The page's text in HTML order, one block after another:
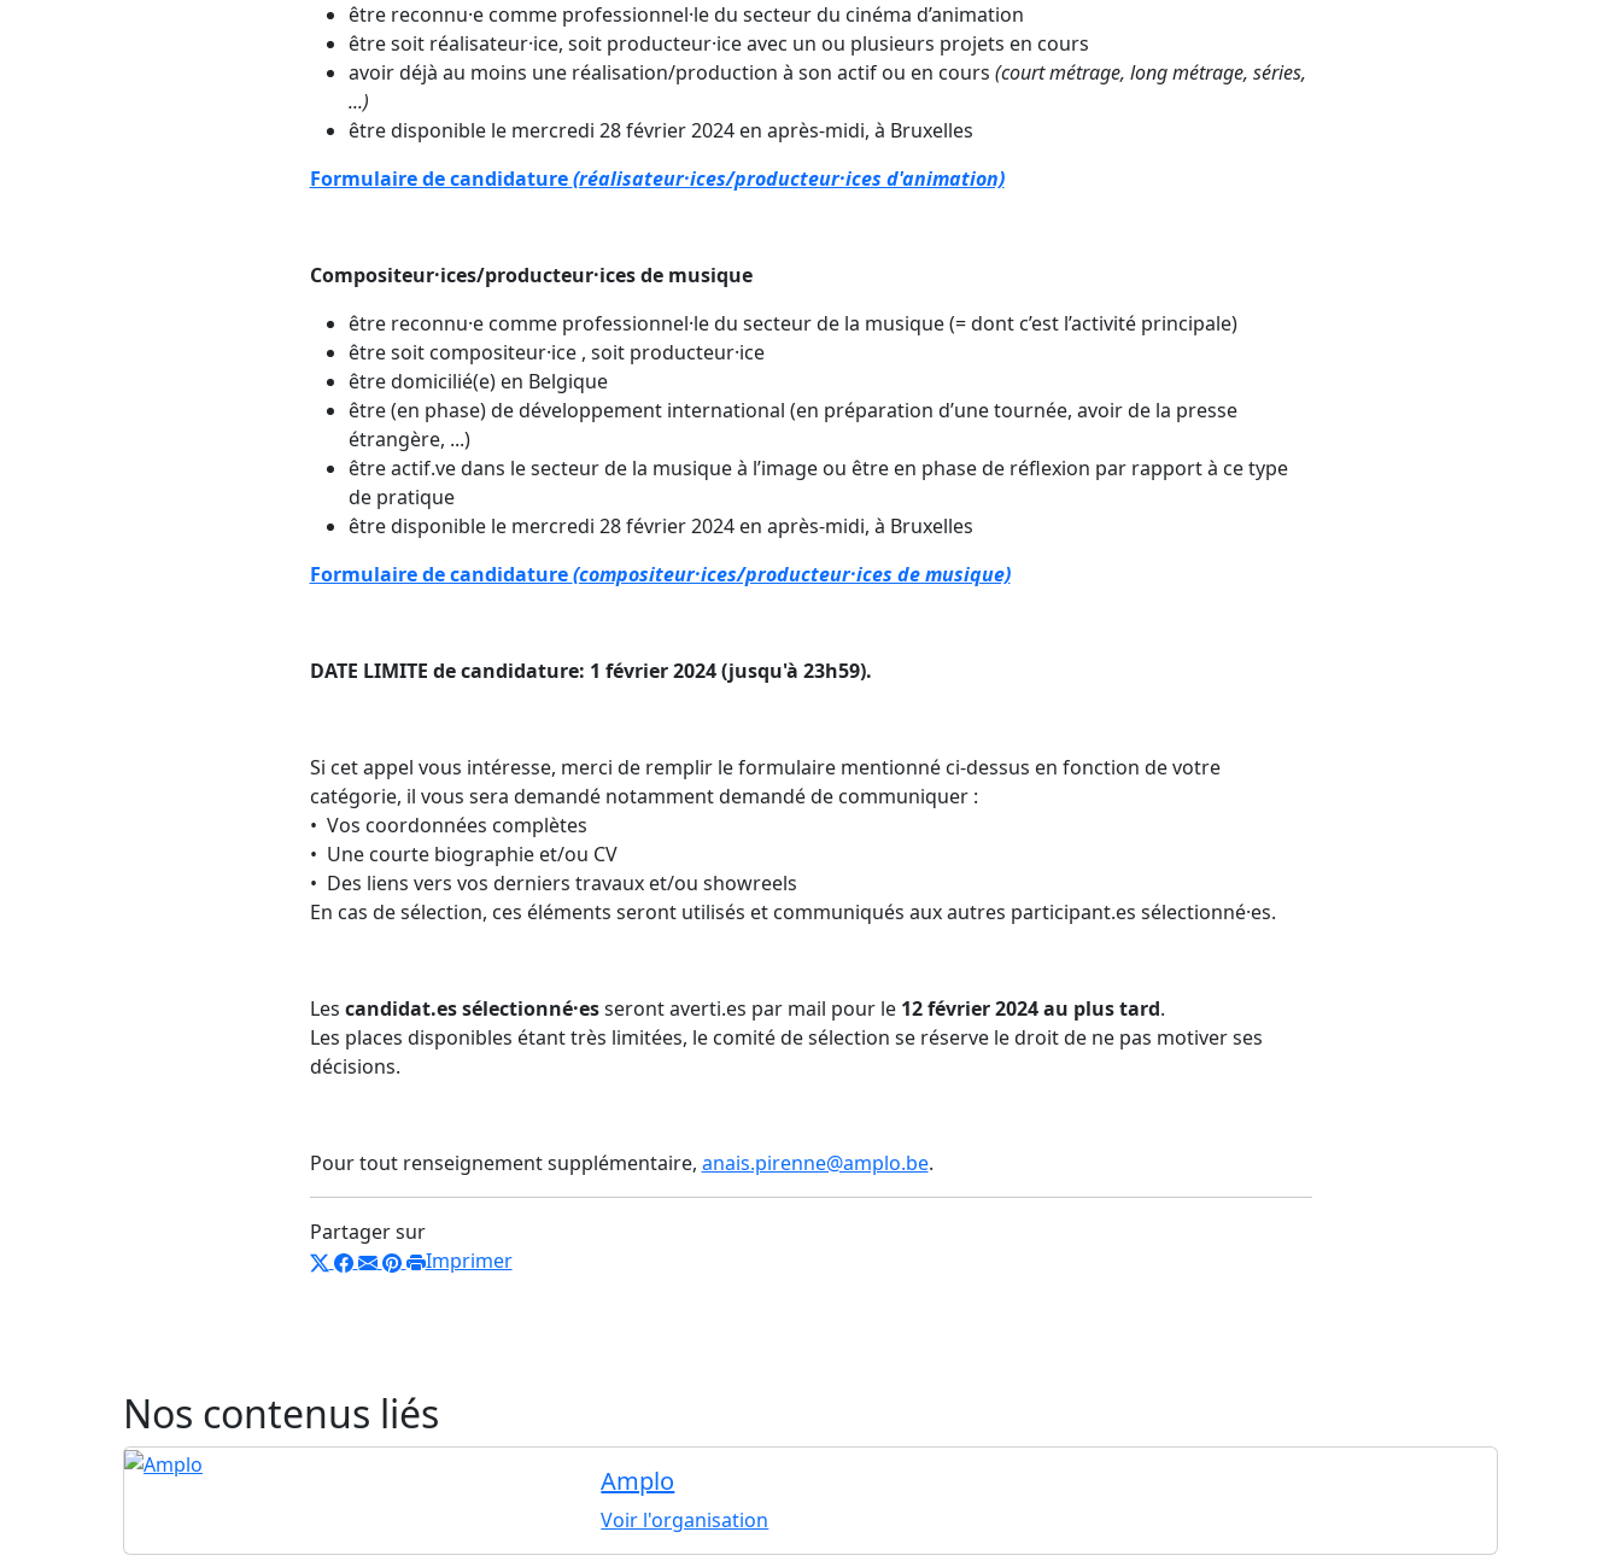
être reconnu·e comme professionnel·le du secteur du cinéma d’animation
être soit réalisateur·ice, soit producteur·ice avec un ou plusieurs projets en cours
avoir déjà au moins une réalisation/production à son actif ou en cours (court métrage, long métrage, séries,
...)
être disponible le mercredi 28 février 2024 en après-midi, à Bruxelles
Formulaire de candidature(réalisateur·ices/producteur·ices d'animation)
Compositeur·ices/producteur·ices de musique
être reconnu·e comme professionnel·le du secteur de la musique (= dont c’est l’activité principale)
être soit compositeur·ice , soit producteur·ice
être domicilié(e) en Belgique
être (en phase) de développement international (en préparation d’une tournée, avoir de la presse
étrangère, ...)
être actif.ve dans le secteur de la musique à l’image ou être en phase de réflexion par rapport à ce type
de pratique
être disponible le mercredi 28 février 2024 en après-midi, à Bruxelles
Formulaire de candidature(compositeur·ices/producteur·ices de musique)
DATE LIMITE de candidature: 1 février 2024 (jusqu'à 23h59).
Si cet appel vous intéresse, merci de remplir le formulaire mentionné ci-dessus en fonction de votre
catégorie, il vous sera demandé notamment demandé de communiquer :
• Vos coordonnées complètes
• Une courte biographie et/ou CV
• Des liens vers vos derniers travaux et/ou showreels
En cas de sélection, ces éléments seront utilisés et communiqués aux autres participant.es sélectionné·es.
Les candidat.es sélectionné·esseront averti.es par mail pour le12 février 2024 au plus tard.
Les places disponibles étant très limitées, le comité de sélection se réserve le droit de ne pas motiver ses
décisions.
Pour tout renseignement supplémentaire, anais.pirenne@amplo.be.
Partager sur
Imprimer
Nos contenus liés
Amplo
Voir l'organisation